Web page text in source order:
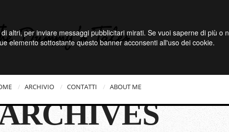
altri, per inviare messaggi pubblicitari mirati. Se vuoi saperne di più o
elemento sottostante questo banner acconsenti all'uso dei cookie.
ARCHIVIO CONTATTI ABOUT ME